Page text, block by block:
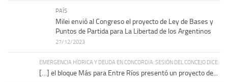
PAÍS
Milei envió al Congreso el proyecto de Ley de Bases y
Puntos de Partida para La Libertad de los Argentinos
27/12/2023
EMERGENCIA HÍDRICA Y DEUDA EN CONCORDIA: SESIÓN DEL CONCEJO DICE:
[…] el bloque Más para Entre Ríos presentó un proyecto de...